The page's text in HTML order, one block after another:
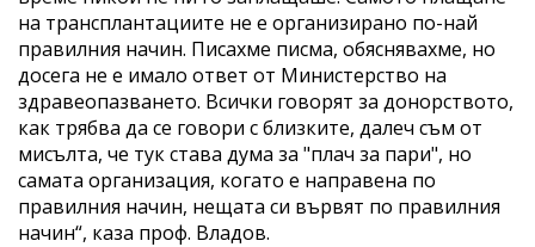
на трансплантациите не е организирано по-най
правилния начин. Писахме писма, обяснявахме, но
досега не е имало ответ от Министерство на
здравеопазването. Всички говорят за донорството,
как трябва да се говори с близките, далеч съм от
мисълта, че тук става дума за "плач за пари", но
самата организация, когато е направена по
правилния начин, нещата си вървят по правилния
начин“, каза проф. Владов.